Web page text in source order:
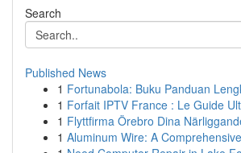
Search
Published News
1 Fortunabola: Buku Panduan
1 Forfait IPTV France : Le Guide
1 Flyttfirma Örebro Dina
1 Aluminum Wire: A